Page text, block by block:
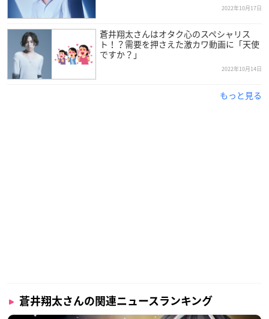
2022年10月17日
蒼井翔太さんはオタク心のスペシャリス
ト！？需要を押さえた激カワ動画に「天使
ですか？」
2022年10月14日
もっと見る
蒼井翔太さんの関連ニュースランキング